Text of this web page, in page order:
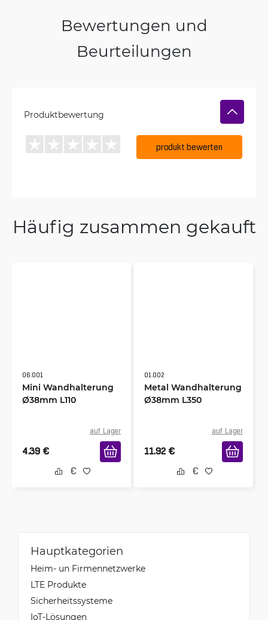
Bewertungen und
Beurteilungen
Produktbewertung
produkt bewerten
Häufig zusammen gekauft
06.001
Mini Wandhalterung
Ø38mm L110
auf Lager
4.39 €
01.002
Metal Wandhalterung
Ø38mm L350
auf Lager
11.92 €
Hauptkategorien
Heim- un Firmennetzwerke
LTE Produkte
Sicherheitssysteme
IoT-Lösungen